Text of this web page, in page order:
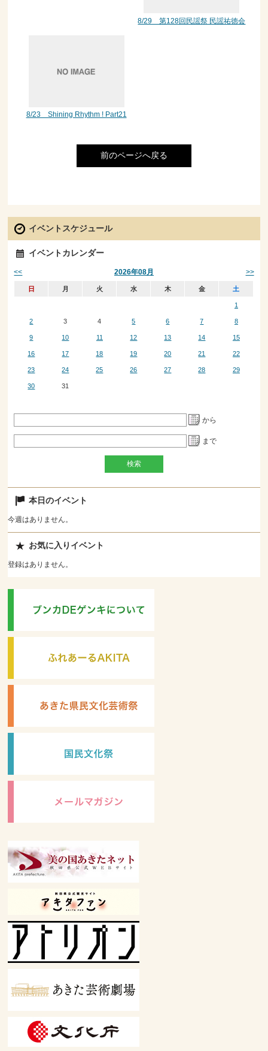
8/29 第128回民謡祭 民謡祐徳会
8/23 Shining Rhythm ! Part21
前のページへ戻る
イベントスケジュール
イベントカレンダー
2026年08月
<< >>
日 月 火 水 木 金 土
1
2 3 4 5 6 7 8
9 10 11 12 13 14 15
16 17 18 19 20 21 22
23 24 25 26 27 28 29
30 31
から
まで
本日のイベント
今週はありません。
お気に入りイベント
登録はありません。